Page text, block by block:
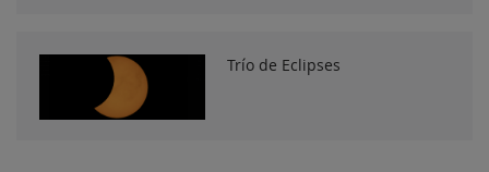
Trío de Eclipses